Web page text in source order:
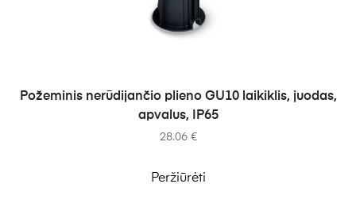
Į KREPŠELĮ
Požeminis nerūdijančio plieno GU10 laikiklis, juodas,
apvalus, IP65
28.06 €
Peržiūrėti